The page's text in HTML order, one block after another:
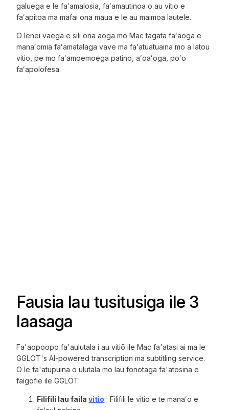
galuega e le faʻamalosia, faʻamautinoa o au vitio e
faʻapitoa ma mafai ona maua e le au maimoa lautele.
O lenei vaega e sili ona aoga mo Mac tagata faʻaoga e
manaʻomia faʻamatalaga vave ma faʻatuatuaina mo a latou
vitio, pe mo faʻamoemoega patino, aʻoaʻoga, poʻo
faʻapolofesa.
Fausia lau tusitusiga ile 3
laasaga
Fa'aopoopo fa'aulutala i au vitiō ile Mac fa'atasi ai ma le
GGLOT's AI-powered transcription ma subtitling service.
O le fa'atupuina o ulutala mo lau fonotaga fa'atosina e
faigofie ile GGLOT:
Filifili lau failavitio : Filifili le vitio e te manaʻo e